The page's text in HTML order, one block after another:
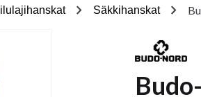
chevron_right Säkkihanskat chevron_right